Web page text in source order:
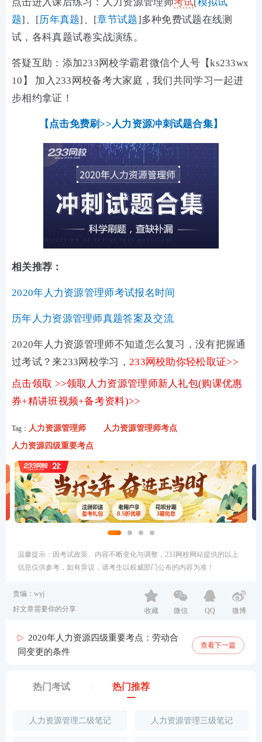
题]、[历年真题]、[章节试题]多种免费试题在线测
试，各科真题试卷实战演练。
答疑互助：添加233网校学霸君微信个人号【ks233wx
10】 加入233网校备考大家庭，我们共同学习一起进
步相约拿证！
【点击免费刷>>人力资源冲刺试题合集】
相关推荐：
2020年人力资源管理师考试报名时间
历年人力资源管理师真题答案及交流
2020年人力资源管理师不知道怎么复习，没有把握通
过考试？来233网校学习， 233网校助你轻松取证>>
点击领取 >>领取人力资源管理师新人礼包(购课优惠
券+精讲班视频+备考资料)>>
Tag： 人力资源管理师
人力资源管理师考点
人力资源四级重要考点
温馨提示：因考试政策、内容不断变化与调整，233网校网站提供的以上
信息仅供参考，如有异议，请考生以权威部门公布的内容为准！
责编：wyj
好文章需要你的分享
收藏 微信 QQ 微博
2020年人力资源四级重要考点：劳动合
同变更的条件
查看下一篇
热门考试 热门推荐
人力资源管理二级笔记 人力资源管理三级笔记